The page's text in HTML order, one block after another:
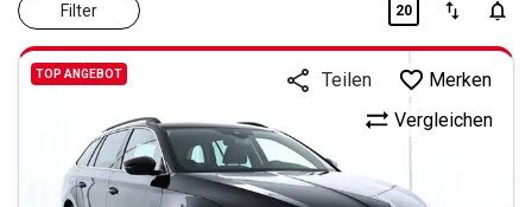
Filter 20
TOP ANGEBOT
Vergleichen
Teilen Merken